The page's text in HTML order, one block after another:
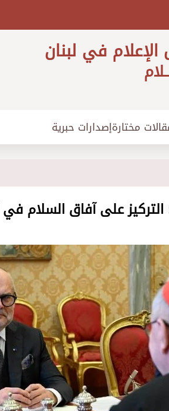
في لبنان
مختارةإصدارات حبرية
على آفاق السلام في